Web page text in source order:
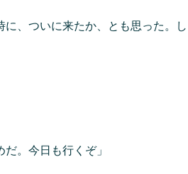
、ついに来たか、とも思った。し
。今日も行くぞ」